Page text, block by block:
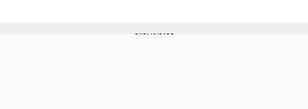
PUBLICIDADE